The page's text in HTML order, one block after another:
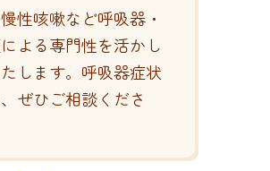
性咳嗽など呼吸器・
よる専門性を活かし
します。呼吸器症状
ぜひご相談くださ